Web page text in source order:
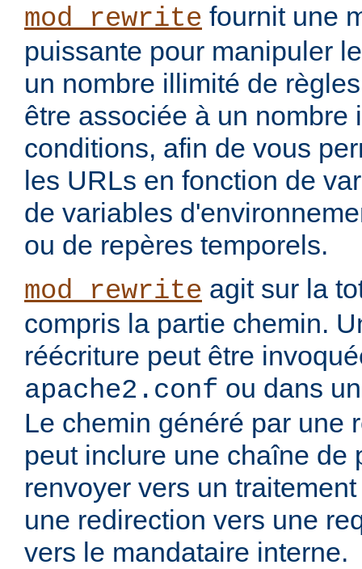
mod_rewrite fournit une
puissante pour manipuler
un nombre illimité de
être associée à un nombre
conditions, afin de vous
les URLs en fonction de
de variables
ou de repères temporels.
mod_rewrite agit sur la
compris la partie chemin.
réécriture peut être
apache2.conf ou dans
Le chemin généré par une
peut inclure une chaîne de
renvoyer vers un
une redirection vers une
vers le mandataire interne.